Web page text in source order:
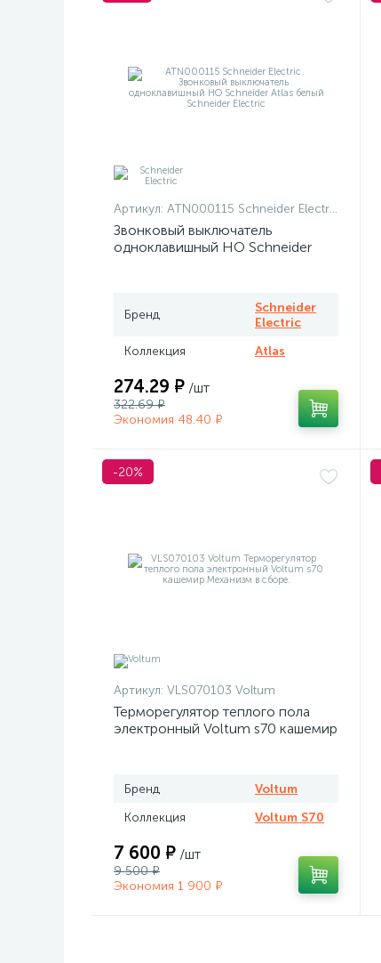
Артикул: ATN000115 Schneider Electric
Звонковый выключатель
одноклавишный НО Schneider
Бренд
Schneider
Electric
Коллекция
Atlas
274.29 ₽ /шт
322.69 ₽
Экономия 48.40 ₽
-20%
Артикул: VLS070103 Voltum
Терморегулятор теплого пола
электронный Voltum s70 кашемир
Бренд
Voltum
Коллекция
Voltum S70
7 600 ₽ /шт
9 500 ₽
Экономия 1 900 ₽